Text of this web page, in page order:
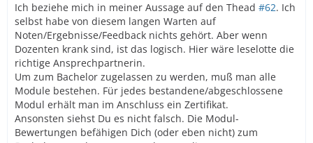
Ich beziehe mich in meiner Aussage auf den Thead #62. Ich
selbst habe von diesem langen Warten auf
Noten/Ergebnisse/Feedback nichts gehört. Aber wenn
Dozenten krank sind, ist das logisch. Hier wäre leselotte die
richtige Ansprechpartnerin.
Um zum Bachelor zugelassen zu werden, muß man alle
Module bestehen. Für jedes bestandene/abgeschlossene
Modul erhält man im Anschluss ein Zertifikat.
Ansonsten siehst Du es nicht falsch. Die Modul-
Bewertungen befähigen Dich (oder eben nicht) zum